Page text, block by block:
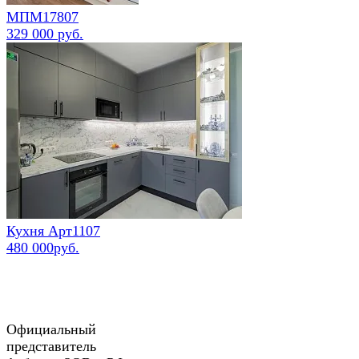
МПМ17807
329 000 руб.
Кухня Арт1107
480 000руб.
Официальный
представитель